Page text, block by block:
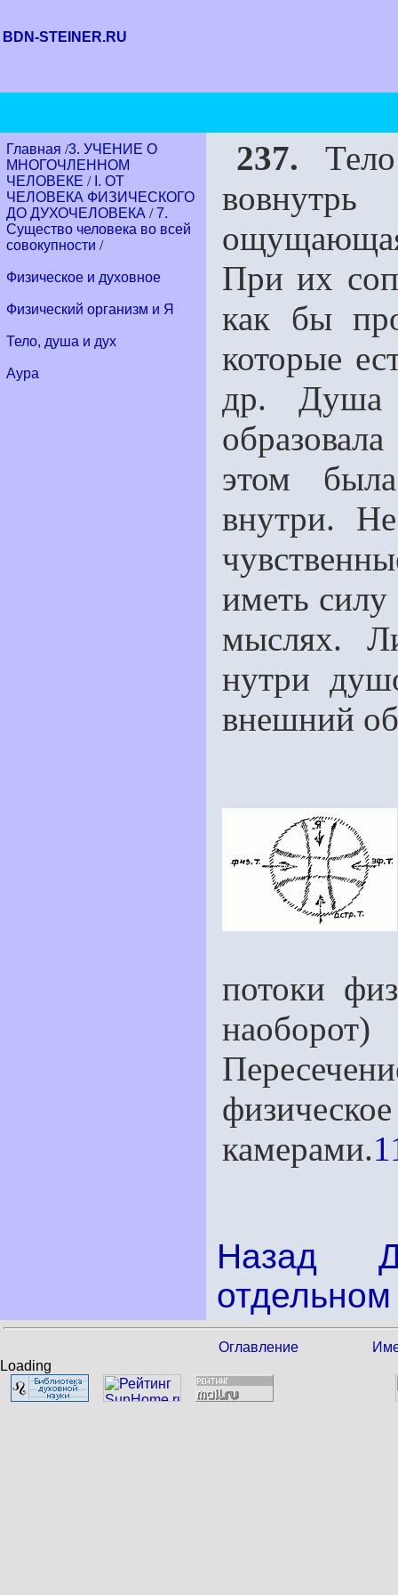
BDN-STEINER.RU
Главная /3. УЧЕНИЕ О
МНОГОЧЛЕННОМ
ЧЕЛОВЕКЕ / I. ОТ
ЧЕЛОВЕКА ФИЗИЧЕСКОГО
ДО ДУХОЧЕЛОВЕКА /7.
Существо человека во всей
совокупности /
Физическое и духовное
Физический организм и Я
Тело, душа и дух
Аура
237.
При их
как бы
которые
др. Душа
этом была
внутри.
иметь силу
мыслях.
нутри
внешний
потоки
камерами.
Назад
Оглавление
Loading